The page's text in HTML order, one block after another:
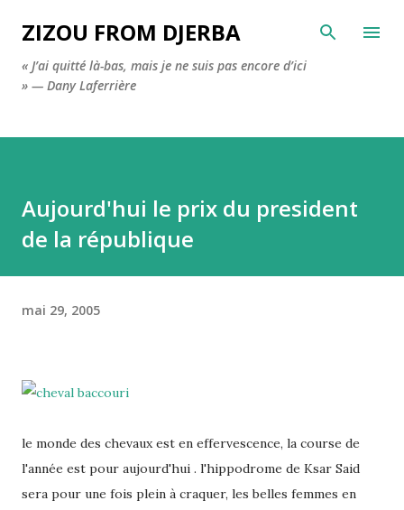
Accéder au contenu principal
ZIZOU FROM DJERBA
« J’ai quitté là-bas, mais je ne suis pas encore d’ici
» — Dany Laferrière
Aujourd'hui le prix du president
de la république
mai 29, 2005
le monde des chevaux est en effervescence, la course de
l'année est pour aujourd'hui . l'hippodrome de Ksar Said
sera pour une fois plein à craquer, les belles femmes en